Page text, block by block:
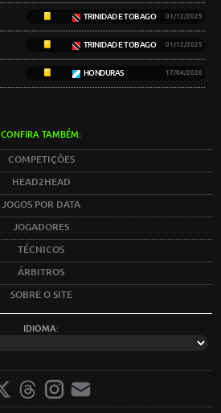
TRINIDAD E TOBAGO 01/12/2025
TRINIDAD E TOBAGO 01/12/2025
HONDURAS 17/04/2026
CONFIRA TAMBÉM:
COMPETIÇÕES
HEAD2HEAD
JOGOS POR DATA
JOGADORES
TÉCNICOS
ÁRBITROS
SOBRE O SITE
IDIOMA: